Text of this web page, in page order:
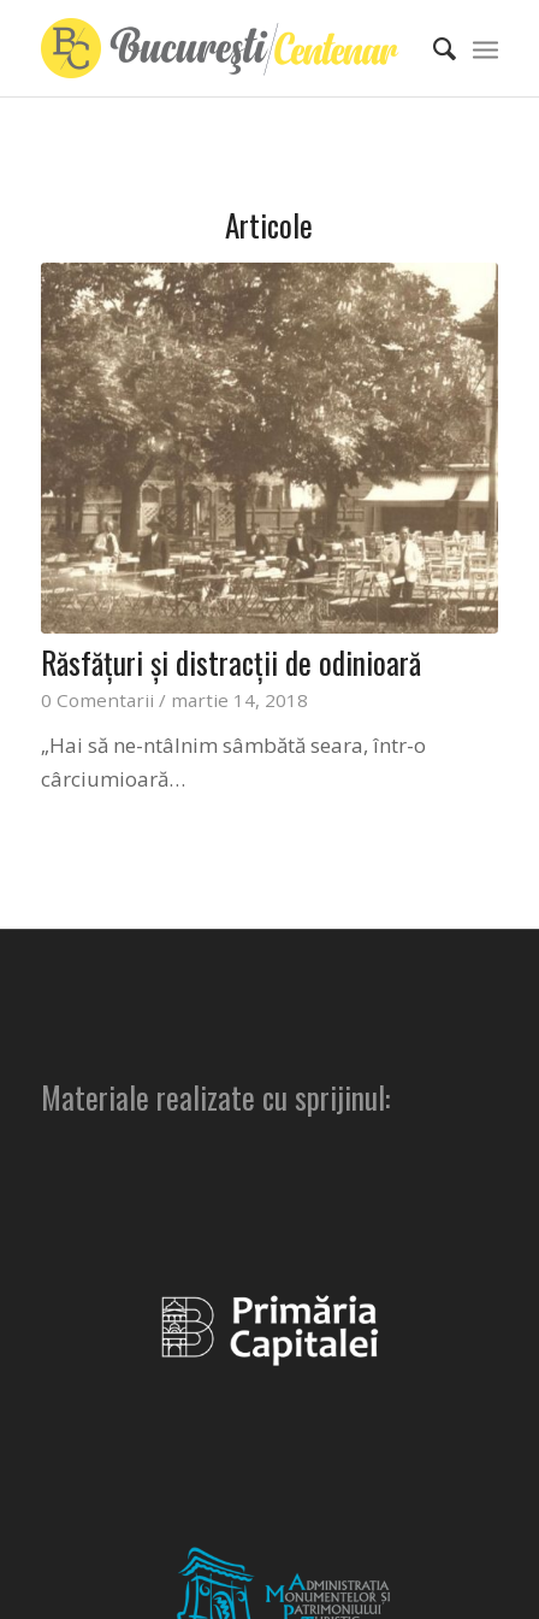
Articole
Răsfăţuri şi distracţii de odinioară
0 Comentarii / martie 14, 2018
„Hai să ne-ntâlnim sâmbătă seara, într-o
cârciumioară…
Materiale realizate cu sprijinul: